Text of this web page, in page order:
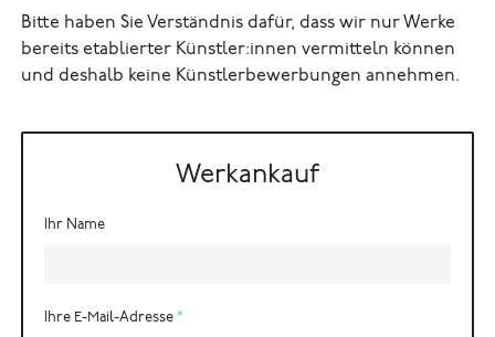
Bitte haben Sie Verständnis dafür, dass wir nur Werke
bereits etablierter Künstler:innen vermitteln können
und deshalb keine Künstlerbewerbungen annehmen.
Werkankauf
Ihr Name
Ihre E-Mail-Adresse